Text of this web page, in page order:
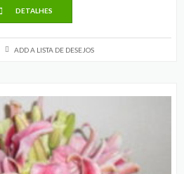
DETALHES
ADD A LISTA DE DESEJOS